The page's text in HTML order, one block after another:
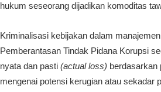
hukum seseorang dijadikan komoditas
Kriminalisasi kebijakan dalam
Pemberantasan Tindak Pidana Korupsi
nyata dan pasti (actual loss) berdasarkan
mengenai potensi kerugian atau sekadar